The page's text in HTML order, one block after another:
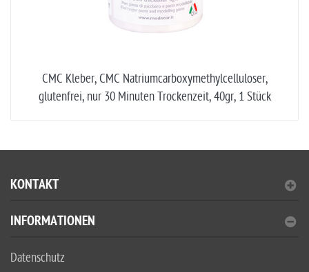
CMC Kleber, CMC Natriumcarboxymethylcelluloser,
glutenfrei, nur 30 Minuten Trockenzeit, 40gr, 1 Stück
KONTAKT
INFORMATIONEN
Datenschutz